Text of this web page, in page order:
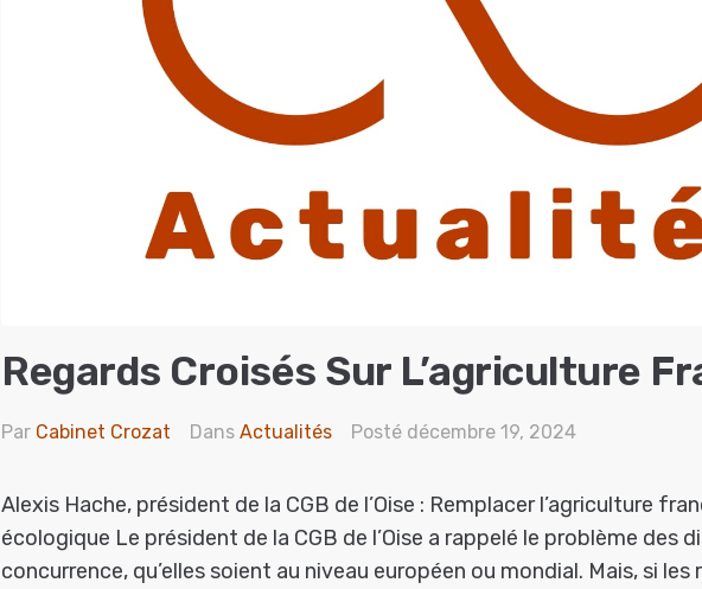
Regards Croisés Sur L’agriculture
Par Cabinet Crozat Dans Actualités Posté décembre 19, 2024
Alexis Hache, président de la CGB de l’Oise : Remplacer l’agriculture
écologique Le président de la CGB de l’Oise a rappelé le problème des
concurrence, qu’elles soient au niveau européen ou mondial. Mais, si